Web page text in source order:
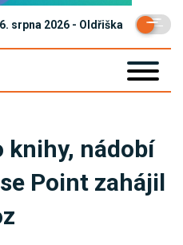
srpna 2026 - Oldřiška
knihy, nádobí
Point zahájil